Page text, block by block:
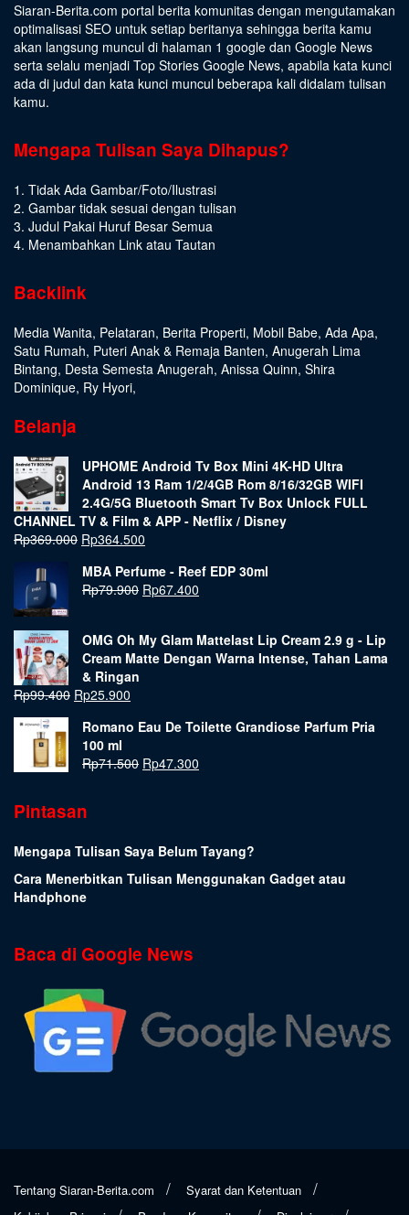
Siaran-Berita.com portal berita komunitas dengan mengutamakan
optimalisasi SEO untuk setiap beritanya sehingga berita kamu
akan langsung muncul di halaman 1 google dan Google News
serta selalu menjadi Top Stories Google News, apabila kata kunci
ada di judul dan kata kunci muncul beberapa kali didalam tulisan
kamu.
Mengapa Tulisan Saya Dihapus?
1. Tidak Ada Gambar/Foto/Ilustrasi
2. Gambar tidak sesuai dengan tulisan
3. Judul Pakai Huruf Besar Semua
4. Menambahkan Link atau Tautan
Backlink
Media Wanita, Pelataran, Berita Properti, Mobil Babe, Ada Apa,
Satu Rumah, Puteri Anak & Remaja Banten, Anugerah Lima
Bintang, Desta Semesta Anugerah, Anissa Quinn, Shira
Dominique, Ry Hyori,
Belanja
UPHOME Android Tv Box Mini 4K-HD Ultra
Android 13 Ram 1/2/4GB Rom 8/16/32GB WIFI
2.4G/5G Bluetooth Smart Tv Box Unlock FULL
CHANNEL TV & Film & APP - Netflix / Disney
Rp369.000 Rp364.500
MBA Perfume - Reef EDP 30ml
Rp79.900 Rp67.400
OMG Oh My Glam Mattelast Lip Cream 2.9 g - Lip
Cream Matte Dengan Warna Intense, Tahan Lama
& Ringan
Rp99.400 Rp25.900
Romano Eau De Toilette Grandiose Parfum Pria
100 ml
Rp71.500 Rp47.300
Pintasan
Mengapa Tulisan Saya Belum Tayang?
Cara Menerbitkan Tulisan Menggunakan Gadget atau
Handphone
Baca di Google News
Tentang Siaran-Berita.com
Syarat dan Ketentuan